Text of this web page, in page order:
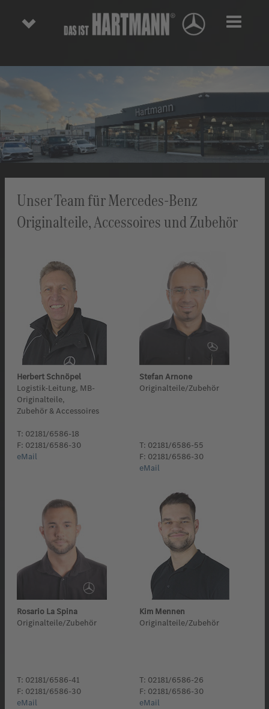
Unser Team für Mercedes-Benz
Originalteile, Accessoires und Zubehör
Herbert Schnöpel
Logistik-Leitung, MB-
Originalteile,
Zubehör & Accessoires
T: 02181/6586-18
F: 02181/6586-30
eMail
Stefan Arnone
Originalteile/Zubehör
T: 02181/6586-55
F: 02181/6586-30
eMail
Rosario La Spina
Originalteile/Zubehör
T: 02181/6586-41
F: 02181/6586-30
eMail
Kim Mennen
Originalteile/Zubehör
T: 02181/6586-26
F: 02181/6586-30
eMail